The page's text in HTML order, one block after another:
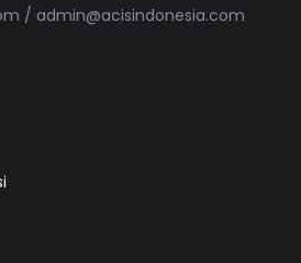
/ admin@acisindonesia.com